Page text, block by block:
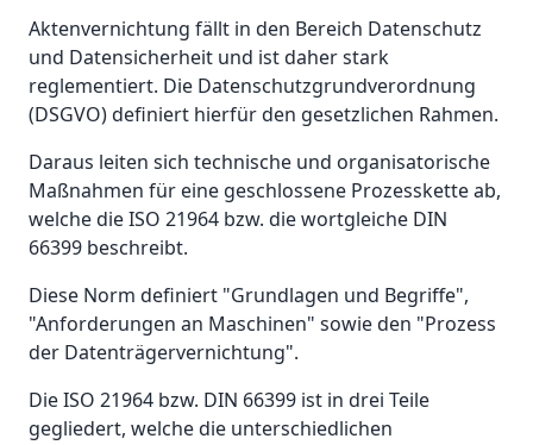
Aktenvernichtung fällt in den Bereich Datenschutz
und Datensicherheit und ist daher stark
reglementiert. Die Datenschutzgrundverordnung
(DSGVO) definiert hierfür den gesetzlichen Rahmen.
Daraus leiten sich technische und organisatorische
Maßnahmen für eine geschlossene Prozesskette ab,
welche die ISO 21964 bzw. die wortgleiche DIN
66399 beschreibt.
Diese Norm definiert "Grundlagen und Begriffe",
"Anforderungen an Maschinen" sowie den "Prozess
der Datenträgervernichtung".
Die ISO 21964 bzw. DIN 66399 ist in drei Teile
gegliedert, welche die unterschiedlichen